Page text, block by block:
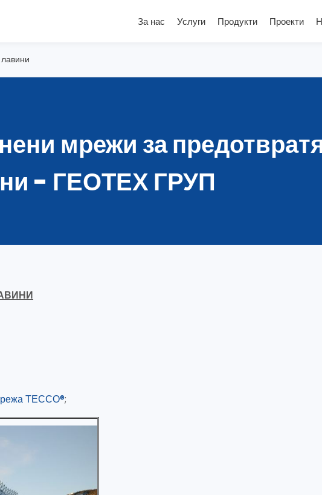
За нас Услуги Продукти Проекти
мрежи за
- ГЕОТЕХ ГРУП
ТЕССО®;